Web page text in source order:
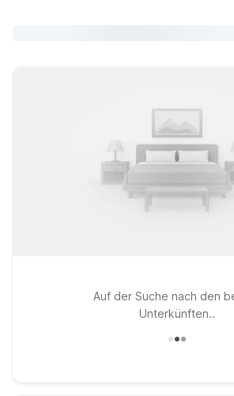
Auf der Suche nach den
Unterkünften..